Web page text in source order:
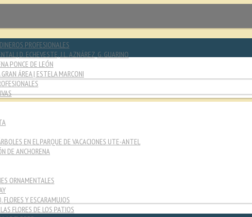
PROFESIONALES
| D. ECHEVESTE, J.L. AZNÁREZ, G. GUARINO
PONCE DE LEÓN
ÁREA | ESTELA MARCONI
EN EL PARQUE DE VACACIONES UTE-ANTEL
DE ANCHORENA
ORNAMENTALES
FLORES Y ESCARAMUJOS
FLORES DE LOS PATIOS